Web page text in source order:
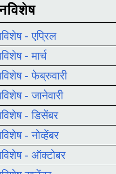
- एप्रिल
- मार्च
- फेब्रुवारी
- जानेवारी
- डिसेंबर
- नोव्हेंबर
- ऑक्टोबर